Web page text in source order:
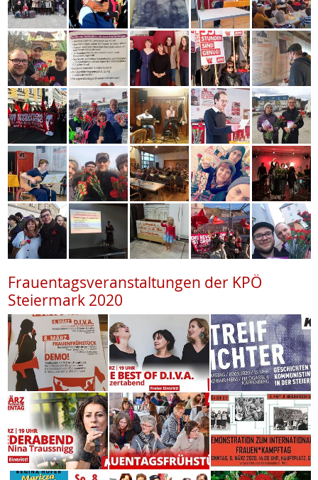
Frauentagsveranstaltungen der KPÖ
Steiermark 2020